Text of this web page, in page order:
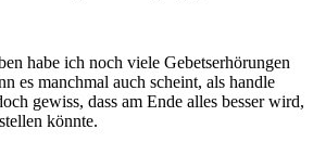
habe ich noch viele Gebetserhörungen
es manchmal auch scheint, als handle
gewiss, dass am Ende alles besser wird,
könnte.